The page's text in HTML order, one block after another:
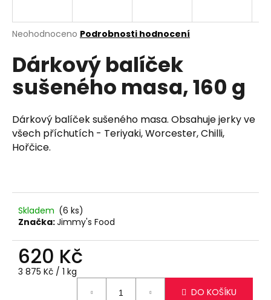
Průměrné
produktu
je
z
hvězdiček.
Neohodnoceno Podrobnosti hodnocení
Dárkový balíček
sušeného masa, 160 g
Dárkový balíček sušeného masa. Obsahuje jerky ve
všech příchutích - Teriyaki, Worcester, Chilli,
Hořčice.
Skladem (6 ks)
Značka:Jimmy's Food
620 Kč
Měrná
3 875 Kč / 1 kg
DO KOŠÍKU
j
t
?
HLEDAT
D
o
p
r
u
č